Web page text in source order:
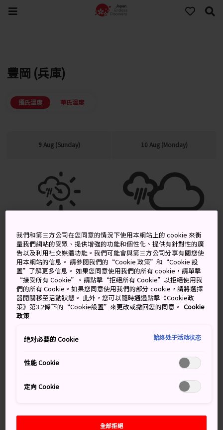
豐岡 (兵庫)
攝氏溫度 華氏溫度
9 Aug (Sunday) 10 Aug (Monday)
高 低 降雨機率 高 低 降雨機率
33° 25° 80% 31° 24° 70%
高 低
降雨
9 Aug (Sunday) 33° 25° 80%
10 Aug (Monday) 24° 70%
11 Aug (Tuesday) 23° 90%
12 Aug (Wednesday) 30%
我們和第三方公司在您同意的情況下使用本網站上的 cookie 來衡
量我們網站的受眾、提供增強的功能和個性化、提供有針對性的廣
告以及利用社交媒體功能。我們可能會與第三方公司分享有關您使
用本網站的信息。 請參閱我們的“Cookie 政策”和“Cookie 設
置”了解更多信息。 如果您同意使用我們的所有 cookie，請單擊
“接受所有 Cookie”。請點擊“拒絕所有 Cookie”以拒絕使用我
們的所有 Cookie。如果您同意使用我們的部分 cookie，請將選擇
器開關移至活動狀態。 此外，您可以隨時通過點擊《Cookie政
策》第3.2條下的“Cookie設置”來更改或撤回您的同意。 Cookie
政策
绝对必要的 Cookie 始终处于活动状态
性能 Cookie
定向 Cookie
全部拒絕